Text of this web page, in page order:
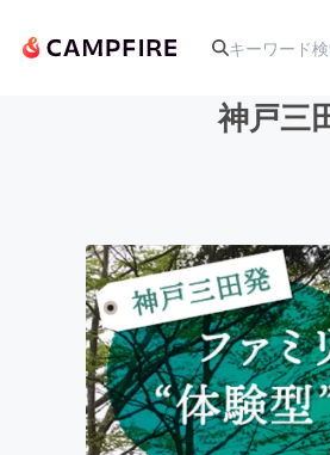
アート・写
テクノロジ
映像・映画
神戸三